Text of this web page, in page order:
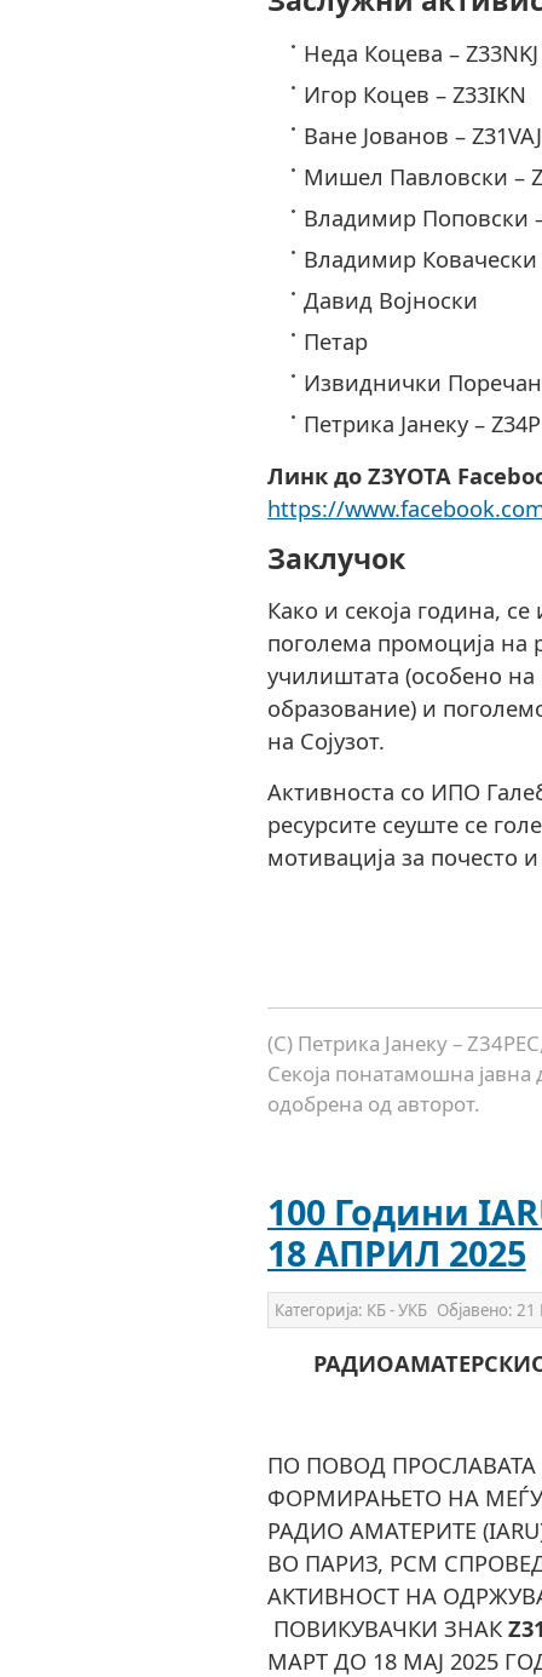
Неда Коцева – Z33NKJ
Игор Коцев – Z33IKN
Ване Јованов – Z31VAJ
Мишел Павловски –
Владимир Поповски
Владимир Ковачески
Давид Војноски
Петар
Извиднички
Петрика Јанеку –
Линк до Z3YOTA
https://
Заклучок
Како и секоја година,
поголема промоција на
училиштата (особено
образование) и
на Сојузот.
Активноста со ИПО
ресурсите сеуште се
мотивација за почесто
(C) Петрика Јанеку –
Секоја понатамошна јавна
одобрена од авторот.
100 Години
18 АПРИЛ 2025
Категорија: КБ - УКБ Објавено: 21
ПО ПОВОД
ФОРМИРАЊЕТО НА
РАДИО АМАТЕРИТЕ
ВО ПАРИЗ, РСМ
АКТИВНОСТ НА
ПОВИКУВАЧКИ ЗНАК
МАРТ ДО 18 МАЈ 2025